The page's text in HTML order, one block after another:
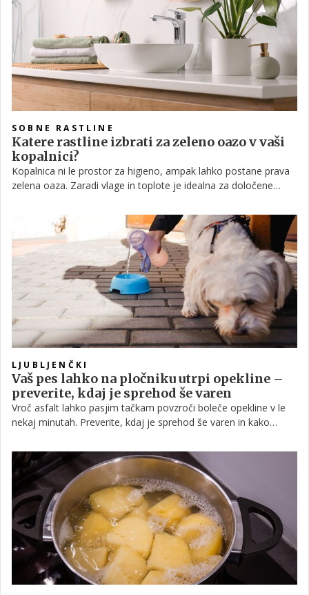
SOBNE RASTLINE
Katere rastline izbrati za zeleno oazo v vaši
kopalnici?
Kopalnica ni le prostor za higieno, ampak lahko postane prava
zelena oaza. Zaradi vlage in toplote je idealna za določene
LJUBLJENČKI
Vaš pes lahko na pločniku utrpi opekline –
preverite, kdaj je sprehod še varen
Vroč asfalt lahko pasjim tačkam povzroči boleče opekline v le
nekaj minutah. Preverite, kdaj je sprehod še varen in kako